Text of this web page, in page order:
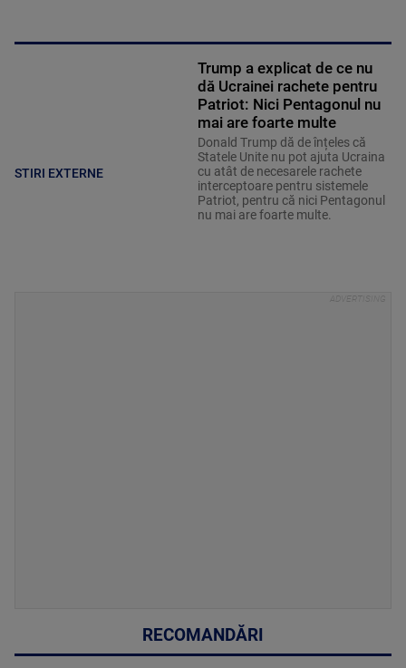
STIRI EXTERNE
Trump a explicat de ce nu
dă Ucrainei rachete pentru
Patriot: Nici Pentagonul nu
mai are foarte multe
Donald Trump dă de înțeles că
Statele Unite nu pot ajuta Ucraina
cu atât de necesarele rachete
interceptoare pentru sistemele
Patriot, pentru că nici Pentagonul
nu mai are foarte multe.
RECOMANDĂRI